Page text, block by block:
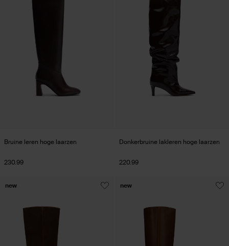
Bruine leren hoge laarzen
230.99
Donkerbruine lakleren hoge laarzen
220.99
new new